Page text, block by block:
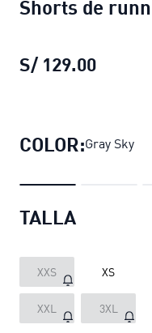
Shorts de
S/ 129.00
COLOR:Gray Sky
TALLA
XXS XS
XXL 3XL